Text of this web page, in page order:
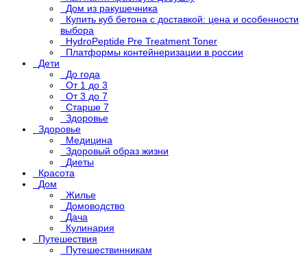
Дом из ракушечника
Купить куб бетона с доставкой: цена и особенности
выбора
HydroPeptide Pre Treatment Toner
Платформы контейнеризации в россии
Дети
До года
От 1 до 3
От 3 до 7
Старше 7
Здоровье
Здоровье
Медицина
Здоровый образ жизни
Диеты
Красота
Дом
Жилье
Домоводство
Дача
Кулинария
Путешествия
Путешествинникам